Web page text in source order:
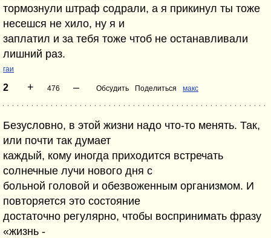
тормознули штраф содрали, а я прикинул ты тоже
несешся не хило, ну я и
заплатил и за тебя тоже чтоб не останавливали
лишний раз.
гаи
2 + 476 – Обсудить Поделиться макс
Безусловно, в этой жизни надо что-то менять. Так,
или почти так думает
каждый, кому иногда приходится встречать
солнечные лучи нового дня с
больной головой и обезвоженным организмом. И
повторяется это состояние
достаточно регулярно, чтобы воспринимать фразу
«жизнь -